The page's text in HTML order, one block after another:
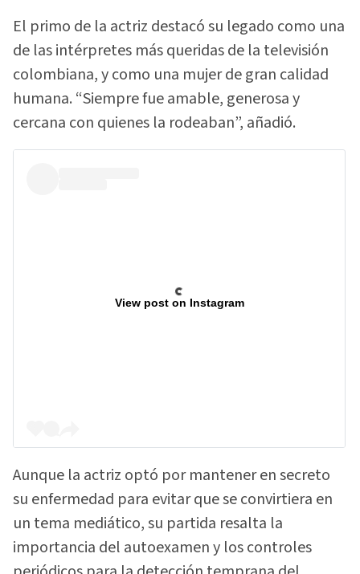
El primo de la actriz destacó su legado como una
de las intérpretes más queridas de la televisión
colombiana, y como una mujer de gran calidad
humana. “Siempre fue amable, generosa y
cercana con quienes la rodeaban”, añadió.
View post on Instagram
Aunque la actriz optó por mantener en secreto
su enfermedad para evitar que se convirtiera en
un tema mediático, su partida resalta la
importancia del autoexamen y los controles